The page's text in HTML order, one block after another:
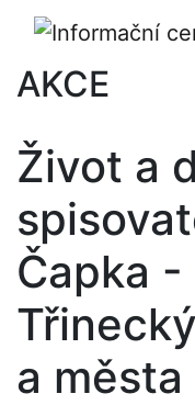
AKCE
Život a
Čapka
a